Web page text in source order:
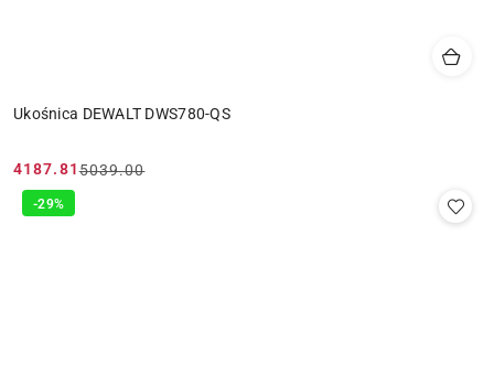
Ukośnica DEWALT DWS780-QS
Cena
promocyjna:
4187.81
Cena
przed
5039.00
-29%